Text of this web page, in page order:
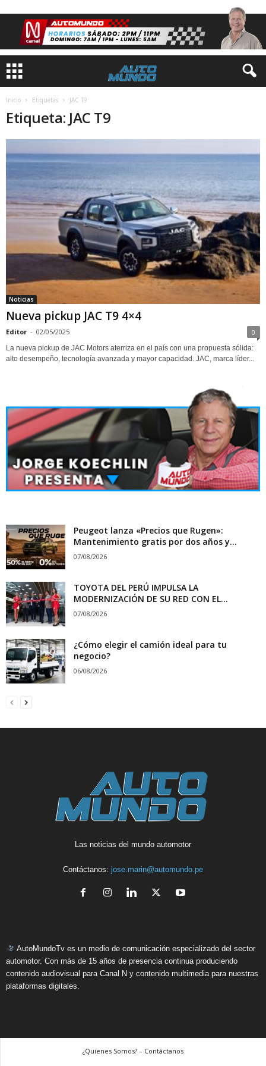
Inicio Etiquetas JAC T9
Etiqueta: JAC T9
Noticias
Nueva pickup JAC T9 4×4
Editor - 02/05/2025 0
La nueva pickup de JAC Motors aterriza en el país con una propuesta sólida:
alto desempeño, tecnología avanzada y mayor capacidad. JAC, marca líder...
Peugeot lanza «Precios que Rugen»:
Mantenimiento gratis por dos años y...
07/08/2026
TOYOTA DEL PERÚ IMPULSA LA
MODERNIZACIÓN DE SU RED CON EL...
07/08/2026
¿Cómo elegir el camión ideal para tu
negocio?
06/08/2026
Las noticias del mundo automotor
Contáctanos: jose.marin@automundo.pe
AutoMundoTv es un medio de comunicación especializado del sector
automotor. Con más de 15 años de presencia continua produciendo
contenido audiovisual para Canal N y contenido multimedia para nuestras
plataformas digitales.
¿Quienes Somos? – Contáctanos